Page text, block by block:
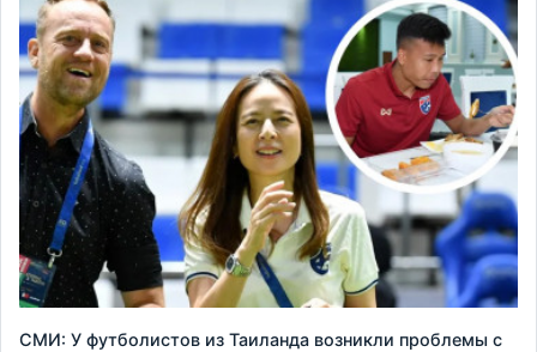
СМИ: У футболистов из Таиланда возникли проблемы с